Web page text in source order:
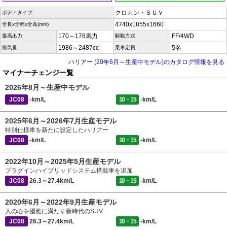
ボディタイプ クロカン・ＳＵＶ
全長x全幅x全高(mm) 4740x1855x1660
最高出力 170～178馬力 駆動方式 FF/4WD
排気量 1986～2487cc 乗車定員
5名
ハリアー (20年6月～生産中モデル)のカタログ情報を見る
マイナーチェンジ一覧
2026年8月～生産中モデル
JC08 -km/L 10・15 -km/L
2025年6月～2026年7月生産モデル
特別仕様車を新たに設定したハリアー
JC08
-km/L 10・15 -km/L
2022年10月～2025年5月生産モデル
プラグインハイブリッドシステム搭載車を追加
JC08
26.3～27.4km/L 10・15 -km/L
2020年6月～2022年9月生産モデル
人の心を優雅に満たす新時代のSUV
JC08
26.3～27.4km/L 10・15 -km/L